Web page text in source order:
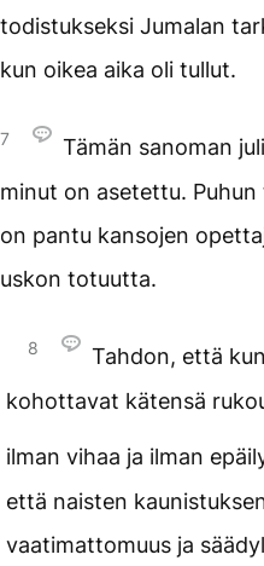
todistukseksi Jumalan
kun oikea aika oli tullut.
7
Tämän sanoman
minut on asetettu.
on pantu kansojen
uskon totuutta.
8
Tahdon, että
kohottavat kätensä
ilman vihaa ja ilman
että naisten
vaatimattomuus ja